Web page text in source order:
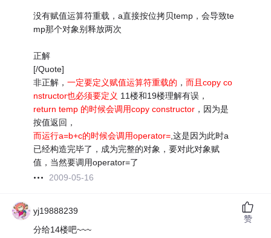
没有赋值运算符重载，a直接按位拷贝temp，会导致te
mp那个对象别释放两次
正解
[/Quote]
非正解，一定要定义赋值运算符重载的 ，而且copy co
nstructor也必须要定义 11楼和19楼理解有误，
return temp 的时候会调用copy constructor ，因为是
按值返回，
而运行a=b+c的时候会调用operator=,这是因为此时a
已经构造完毕了，成为完整的对象，要对此对象赋
值，当然要调用operator=了
2009-05-16
yj19888239
分给14楼吧~~~
赞